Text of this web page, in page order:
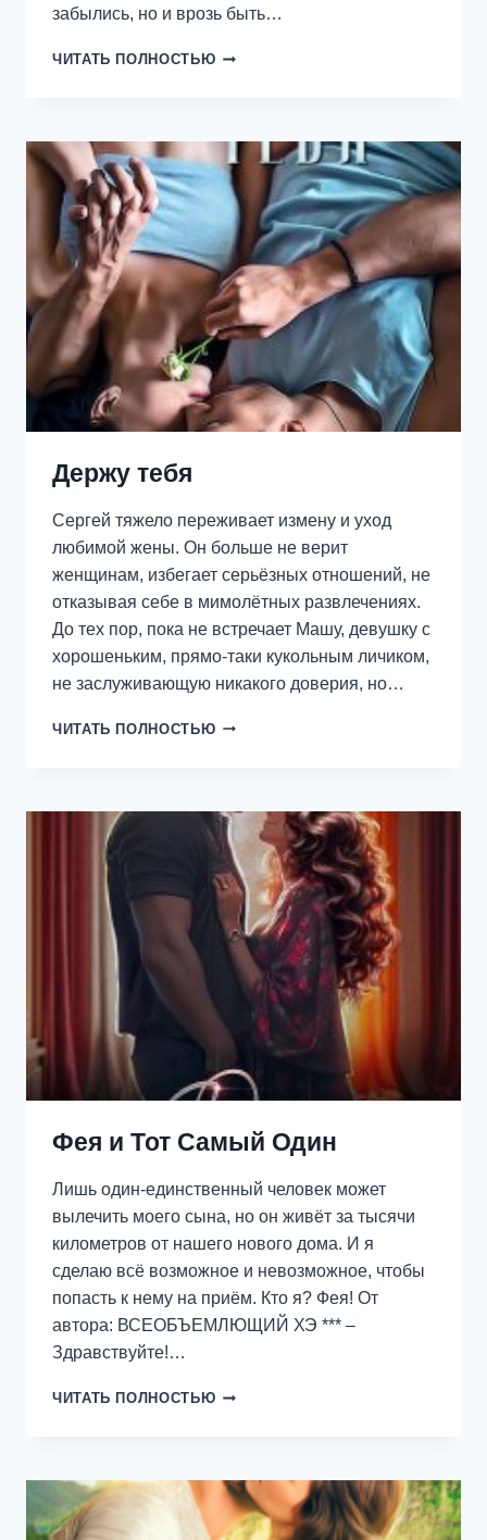
забылись, но и врозь быть…
ЧИТАТЬ ПОЛНОСТЬЮ ГОРЬКАЯ
Держу тебя
Сергей тяжело переживает измену и уход
любимой жены. Он больше не верит
женщинам, избегает серьёзных отношений, не
отказывая себе в мимолётных развлечениях.
До тех пор, пока не встречает Машу, девушку с
хорошеньким, прямо-таки кукольным личиком,
не заслуживающую никакого доверия, но…
ЧИТАТЬ ПОЛНОСТЬЮ ДЕРЖУ
Фея и Тот Самый Один
Лишь один-единственный человек может
вылечить моего сына, но он живёт за тысячи
километров от нашего нового дома. И я
сделаю всё возможное и невозможное, чтобы
попасть к нему на приём. Кто я? Фея! От
автора: ВСЕОБЪЕМЛЮЩИЙ ХЭ *** –
Здравствуйте!…
ЧИТАТЬ ПОЛНОСТЬЮ ФЕЯ
ОДИН